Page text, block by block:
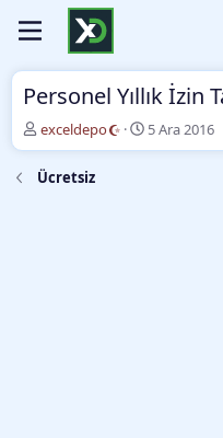
Personel Yıllık İzin
Y
a
z
a
exceldepo
O
l
5 Ara 2016
Ücretsiz